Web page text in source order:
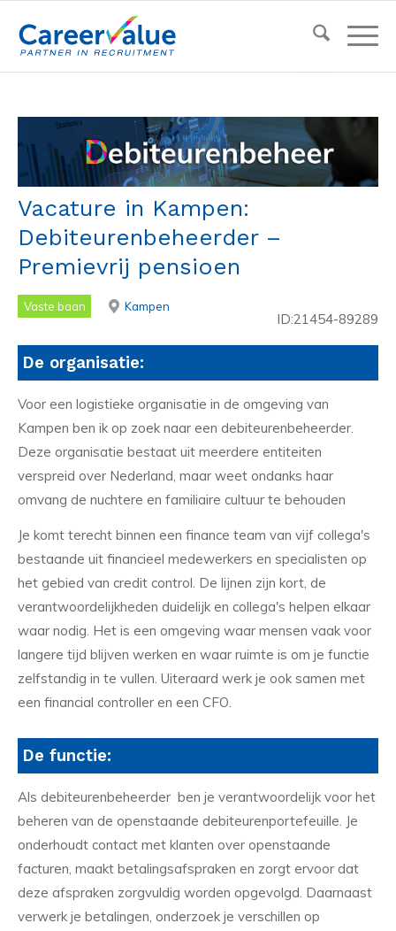
Vacature in Kampen:
Debiteurenbeheerder –
Premievrij pensioen
Vaste baan Kampen
ID:21454-89289
De organisatie:
Voor een logistieke organisatie in de omgeving van
Kampen ben ik op zoek naar een debiteurenbeheerder.
Deze organisatie bestaat uit meerdere entiteiten
verspreid over Nederland, maar weet ondanks haar
omvang de nuchtere en familiaire cultuur te behouden
Je komt terecht binnen een finance team van vijf collega's
bestaande uit financieel medewerkers en specialisten op
het gebied van credit control. De lijnen zijn kort, de
verantwoordelijkheden duidelijk en collega's helpen elkaar
waar nodig. Het is een omgeving waar mensen vaak voor
langere tijd blijven werken en waar ruimte is om je functie
zelfstandig in te vullen. Uiteraard werk je ook samen met
een financial controller en een CFO.
De functie:
Als debiteurenbeheerder ben je verantwoordelijk voor het
beheren van de openstaande debiteurenportefeuille. Je
onderhoudt contact met klanten over openstaande
facturen, maakt betalingsafspraken en zorgt ervoor dat
deze afspraken zorgvuldig worden opgevolgd. Daarnaast
verwerk je betalingen, onderzoek je verschillen op